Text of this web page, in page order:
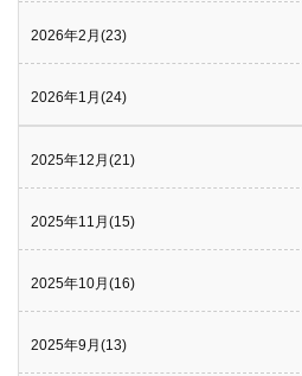
2026年2月(23)
2026年1月(24)
2025年12月(21)
2025年11月(15)
2025年10月(16)
2025年9月(13)